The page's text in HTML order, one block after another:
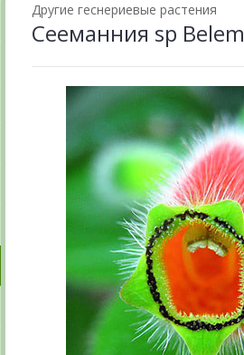
Другие геснериевые растения
Сееманния sp Belem